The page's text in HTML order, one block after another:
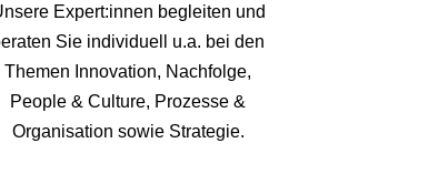
Expert:innen begleiten und
Sie individuell u.a. bei den
Themen Innovation, Nachfolge,
People & Culture, Prozesse &
Organisation sowie Strategie.